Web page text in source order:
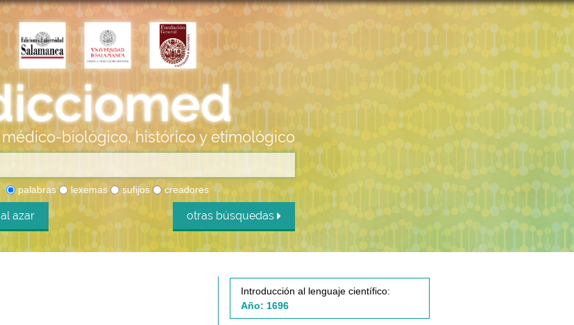
médico-biológico, histórico y etimológico
palabras lexemas sufijos creadores
al azar otras búsquedas
Introducción al lenguaje científico:
Año: 1696